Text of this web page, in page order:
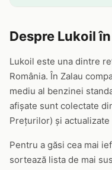
Despre Lukoil
Lukoil este una dintre
România. În Zalau
mediu al benzinei
afișate sunt colectate
Prețurilor) și
Pentru a găsi cea mai
sortează lista de mai